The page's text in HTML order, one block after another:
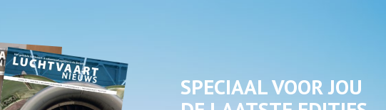
SPECIAAL VOOR JOU